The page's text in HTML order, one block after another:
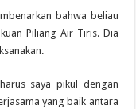
bahwa beliau
Piliang Air Tiris. Dia
saya pikul dengan
yang baik antara